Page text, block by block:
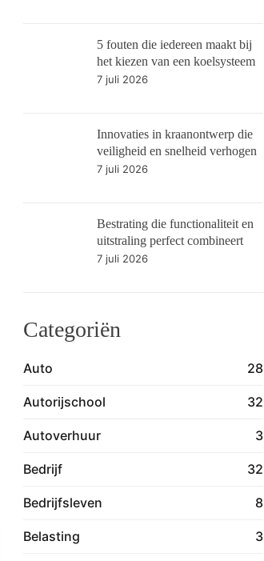
5 fouten die iedereen maakt bij
het kiezen van een koelsysteem
7 juli 2026
Innovaties in kraanontwerp die
veiligheid en snelheid verhogen
7 juli 2026
Bestrating die functionaliteit en
uitstraling perfect combineert
7 juli 2026
Categoriën
Auto 28
Autorijschool 32
Autoverhuur 3
Bedrijf 32
Bedrijfsleven 8
Belasting 3